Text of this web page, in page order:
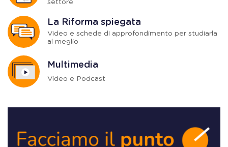
settore
La Riforma spiegata
Video e schede di approfondimento per studiarla
al meglio
Multimedia
Video e Podcast